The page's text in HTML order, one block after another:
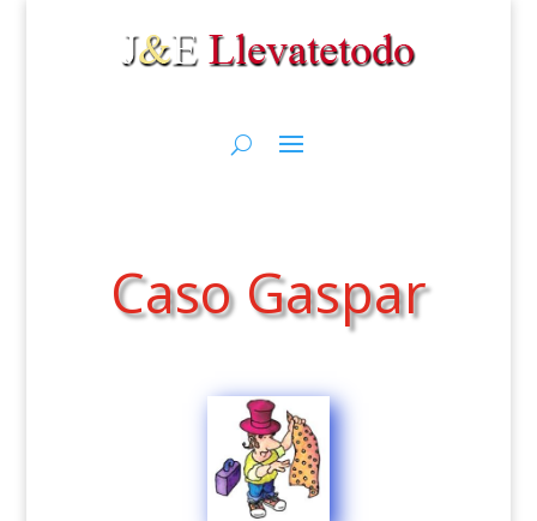
Caso Gaspar